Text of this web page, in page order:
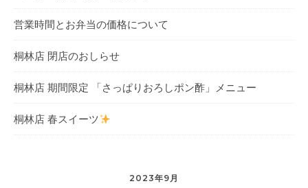
営業時間とお弁当の価格について
桐林店 閉店のおしらせ
桐林店 期間限定 「さっぱりおろしポン酢」メニュー
桐林店 春スイーツ
2023年9月